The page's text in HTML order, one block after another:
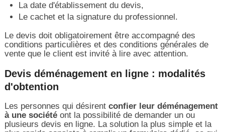
La date d'établissement du devis,
Le cachet et la signature du professionnel.
Le devis doit obligatoirement être accompagné des
conditions particulières et des conditions générales de
vente que le client est invité à lire avec attention.
Devis déménagement en ligne : modalités
d'obtention
Les personnes qui désirent confier leur déménagement
à une sociétéont la possibilité de demander un ou
plusieurs devis en ligne. La solution la plus simple et la